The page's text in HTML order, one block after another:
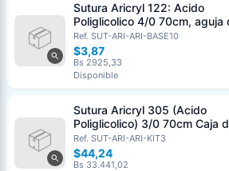
Sutura Aricryl 122: Acido
Poliglicolico 4/0 70cm, aguja
Corte Inverso 19mm Und ARIZI
Absorbible
Ref. SUT-ARI-ARI-BASE10
$3,87
Bs 2925,33
Disponible
Sutura Aricryl 305 (Acido
Poliglicolico) 3/0 70cm Caja
Unds ARIZI Aguja de 1/2
Punta Conica 17mm
Ref. SUT-ARI-ARI-KIT3
$44,24
Bs 33.441,02